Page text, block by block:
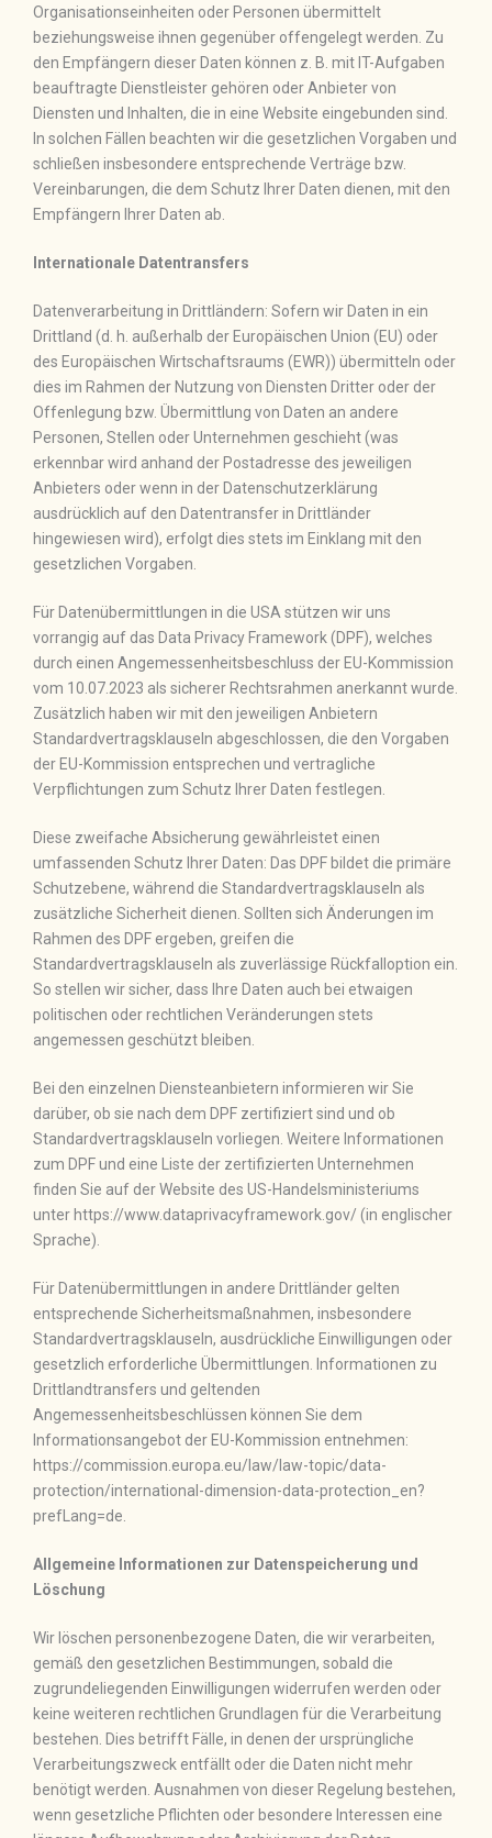
Organisationseinheiten oder Personen übermittelt
beziehungsweise ihnen gegenüber offengelegt werden. Zu
den Empfängern dieser Daten können z. B. mit IT-Aufgaben
beauftragte Dienstleister gehören oder Anbieter von
Diensten und Inhalten, die in eine Website eingebunden sind.
In solchen Fällen beachten wir die gesetzlichen Vorgaben und
schließen insbesondere entsprechende Verträge bzw.
Vereinbarungen, die dem Schutz Ihrer Daten dienen, mit den
Empfängern Ihrer Daten ab.
Internationale Datentransfers
Datenverarbeitung in Drittländern: Sofern wir Daten in ein
Drittland (d. h. außerhalb der Europäischen Union (EU) oder
des Europäischen Wirtschaftsraums (EWR)) übermitteln oder
dies im Rahmen der Nutzung von Diensten Dritter oder der
Offenlegung bzw. Übermittlung von Daten an andere
Personen, Stellen oder Unternehmen geschieht (was
erkennbar wird anhand der Postadresse des jeweiligen
Anbieters oder wenn in der Datenschutzerklärung
ausdrücklich auf den Datentransfer in Drittländer
hingewiesen wird), erfolgt dies stets im Einklang mit den
gesetzlichen Vorgaben.
Für Datenübermittlungen in die USA stützen wir uns
vorrangig auf das Data Privacy Framework (DPF), welches
durch einen Angemessenheitsbeschluss der EU-Kommission
vom 10.07.2023 als sicherer Rechtsrahmen anerkannt wurde.
Zusätzlich haben wir mit den jeweiligen Anbietern
Standardvertragsklauseln abgeschlossen, die den Vorgaben
der EU-Kommission entsprechen und vertragliche
Verpflichtungen zum Schutz Ihrer Daten festlegen.
Diese zweifache Absicherung gewährleistet einen
umfassenden Schutz Ihrer Daten: Das DPF bildet die primäre
Schutzebene, während die Standardvertragsklauseln als
zusätzliche Sicherheit dienen. Sollten sich Änderungen im
Rahmen des DPF ergeben, greifen die
Standardvertragsklauseln als zuverlässige Rückfalloption ein.
So stellen wir sicher, dass Ihre Daten auch bei etwaigen
politischen oder rechtlichen Veränderungen stets
angemessen geschützt bleiben.
Bei den einzelnen Diensteanbietern informieren wir Sie
darüber, ob sie nach dem DPF zertifiziert sind und ob
Standardvertragsklauseln vorliegen. Weitere Informationen
zum DPF und eine Liste der zertifizierten Unternehmen
finden Sie auf der Website des US-Handelsministeriums
unter https://www.dataprivacyframework.gov/ (in englischer
Sprache).
Für Datenübermittlungen in andere Drittländer gelten
entsprechende Sicherheitsmaßnahmen, insbesondere
Standardvertragsklauseln, ausdrückliche Einwilligungen oder
gesetzlich erforderliche Übermittlungen. Informationen zu
Drittlandtransfers und geltenden
Angemessenheitsbeschlüssen können Sie dem
Informationsangebot der EU-Kommission entnehmen:
https://commission.europa.eu/law/law-topic/data-
protection/international-dimension-data-protection_en?
prefLang=de.
Allgemeine Informationen zur Datenspeicherung und
Löschung
Wir löschen personenbezogene Daten, die wir verarbeiten,
gemäß den gesetzlichen Bestimmungen, sobald die
zugrundeliegenden Einwilligungen widerrufen werden oder
keine weiteren rechtlichen Grundlagen für die Verarbeitung
bestehen. Dies betrifft Fälle, in denen der ursprüngliche
Verarbeitungszweck entfällt oder die Daten nicht mehr
benötigt werden. Ausnahmen von dieser Regelung bestehen,
wenn gesetzliche Pflichten oder besondere Interessen eine